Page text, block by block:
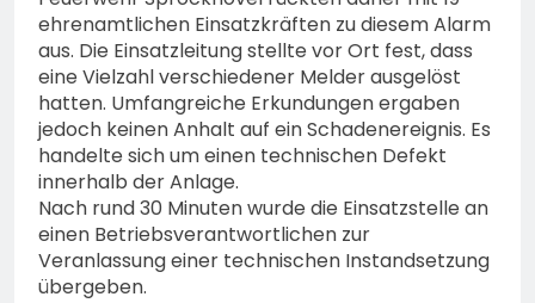
ehrenamtlichen Einsatzkräften zu diesem Alarm
aus. Die Einsatzleitung stellte vor Ort fest, dass
eine Vielzahl verschiedener Melder ausgelöst
hatten. Umfangreiche Erkundungen ergaben
jedoch keinen Anhalt auf ein Schadenereignis. Es
handelte sich um einen technischen Defekt
innerhalb der Anlage.
Nach rund 30 Minuten wurde die Einsatzstelle an
einen Betriebsverantwortlichen zur
Veranlassung einer technischen Instandsetzung
übergeben.